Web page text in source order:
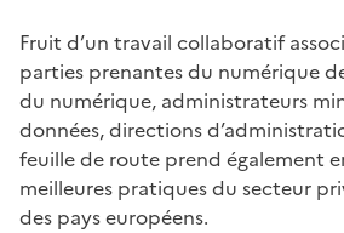
Fruit d’un travail collaboratif
parties prenantes du numérique
du numérique, administrateurs
données, directions
feuille de route prend également
meilleures pratiques du secteur
des pays européens.